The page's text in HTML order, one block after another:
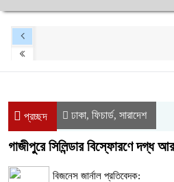
প্রচ্ছদ ঢাকা, ফিচার্ড, সারাদেশ
গাজীপুরে সিলিন্ডার বিস্ফোরণে দগ্ধ
বিজনেস জার্নাল প্রতিবেদক: